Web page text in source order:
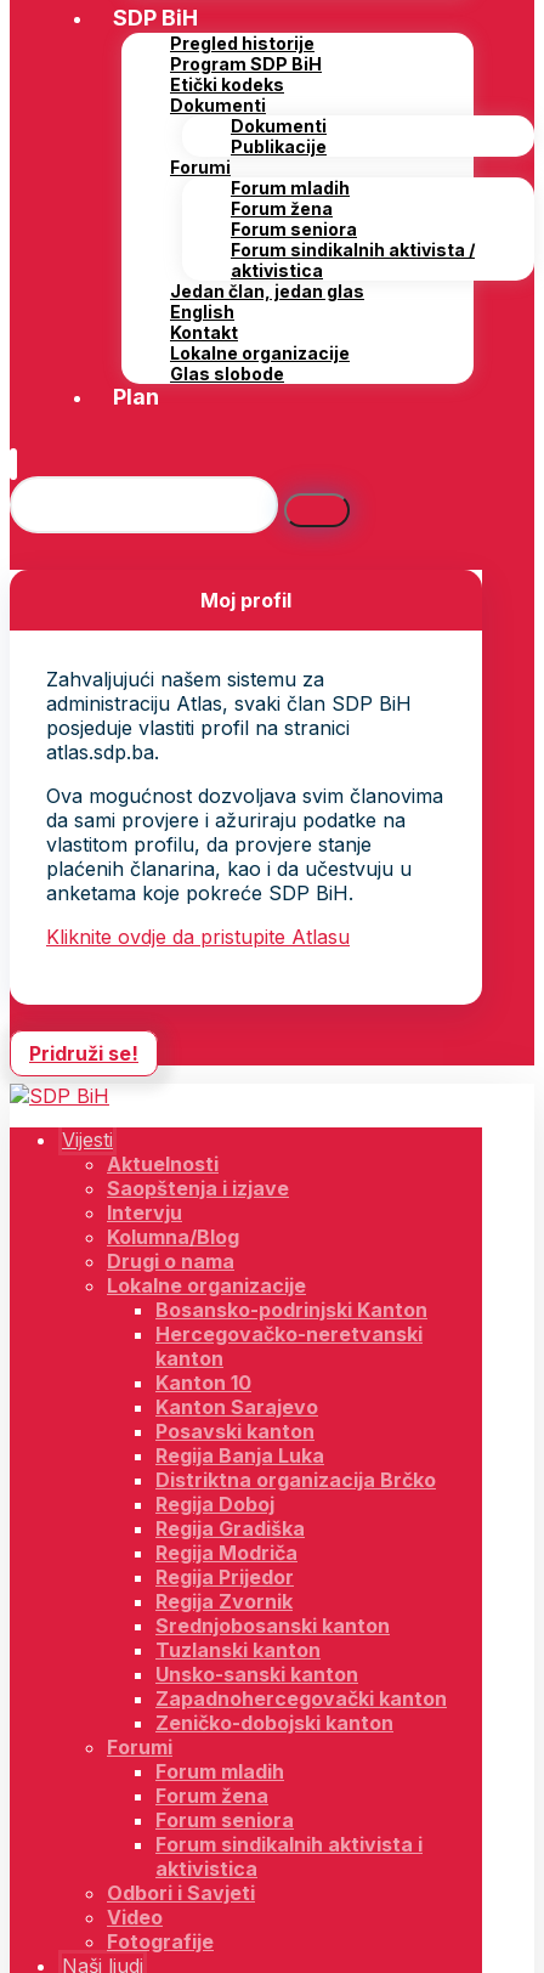
SDP BiH
Pregled historije
Program SDP BiH
Etički kodeks
Dokumenti
Dokumenti
Publikacije
Forumi
Forum mladih
Forum žena
Forum seniora
Forum sindikalnih aktivista /
aktivistica
Jedan član, jedan glas
English
Kontakt
Lokalne organizacije
Glas slobode
Plan
Moj profil
Zahvaljujući našem sistemu za
administraciju Atlas, svaki član SDP BiH
posjeduje vlastiti profil na stranici
atlas.sdp.ba.
Ova mogućnost dozvoljava svim članovima
da sami provjere i ažuriraju podatke na
vlastitom profilu, da provjere stanje
plaćenih članarina, kao i da učestvuju u
anketama koje pokreće SDP BiH.
Kliknite ovdje da pristupite Atlasu
Pridruži se!
Vijesti
Aktuelnosti
Saopštenja i izjave
Intervju
Kolumna/Blog
Drugi o nama
Lokalne organizacije
Bosansko-podrinjski Kanton
Hercegovačko-neretvanski
kanton
Kanton 10
Kanton Sarajevo
Posavski kanton
Regija Banja Luka
Distriktna organizacija Brčko
Regija Doboj
Regija Gradiška
Regija Modriča
Regija Prijedor
Regija Zvornik
Srednjobosanski kanton
Tuzlanski kanton
Unsko-sanski kanton
Zapadnohercegovački kanton
Zeničko-dobojski kanton
Forumi
Forum mladih
Forum žena
Forum seniora
Forum sindikalnih aktivista i
aktivistica
Odbori i Savjeti
Video
Fotografije
Naši ljudi